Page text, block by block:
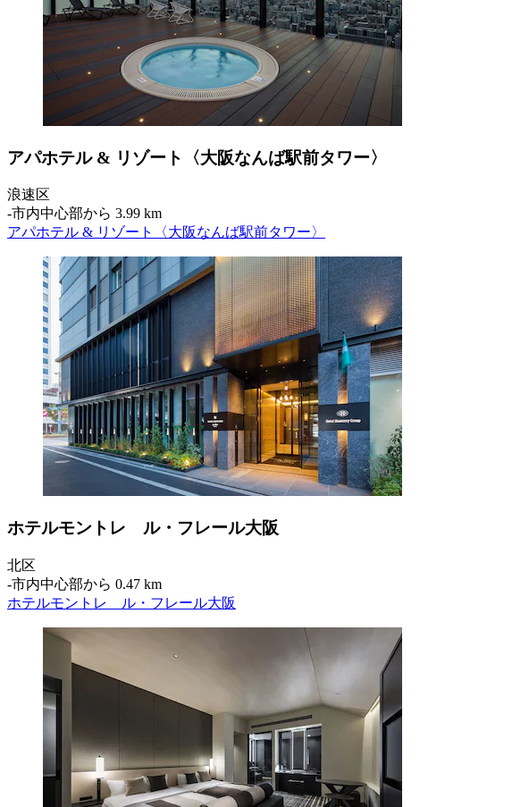
アパホテル & リゾート〈大阪なんば駅前タワー〉
浪速区
‐市内中心部から 3.99 km
アパホテル & リゾート〈大阪なんば駅前タワー〉
ホテルモントレ ル・フレール大阪
北区
‐市内中心部から 0.47 km
ホテルモントレ ル・フレール大阪